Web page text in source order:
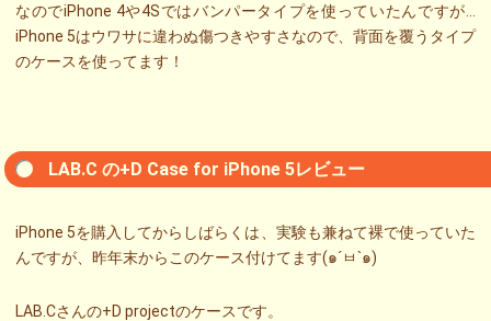
なのでiPhone 4や4Sではバンパータイプを使っていたんですが…
iPhone 5はウワサに違わぬ傷つきやすさなので、背面を覆うタイプ
のケースを使ってます！
LAB.C の+D Case for iPhone 5レビュー
iPhone 5を購入してからしばらくは、実験も兼ねて裸で使っていた
んですが、昨年末からこのケース付けてます(๑´ㅂ`๑)
LAB.Cさんの+D projectのケースです。